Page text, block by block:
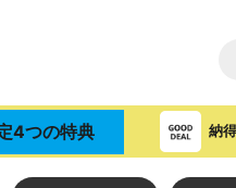
4つの特典 納